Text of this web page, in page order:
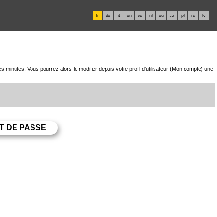
fr de it en es nl eu ca pl rs lv
Vous pourrez alors le modifier depuis votre profil d'utilisateur (Mon compte) une